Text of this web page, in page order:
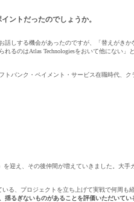
ントだったのでしょうか。
しする機会があったのですが、「替えがき
るのはAtlas Technologiesをおいて他にない」
トバンク・ペイメント・サービス在職時代、
迎え、その後仲間が増えていきました。大手
る、プロジェクトを立ち上げて実戦で何周
るぎないものがあることを評価いただいてい